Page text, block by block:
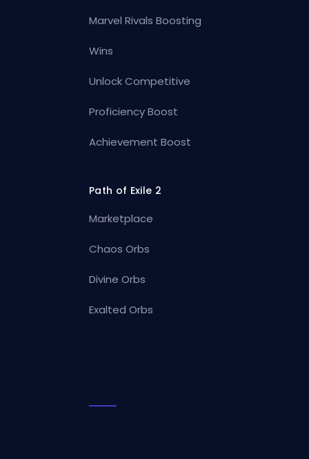
Marvel Rivals Boosting
Wins
Unlock Competitive
Proficiency Boost
Achievement Boost
Path of Exile 2
Marketplace
Chaos Orbs
Divine Orbs
Exalted Orbs